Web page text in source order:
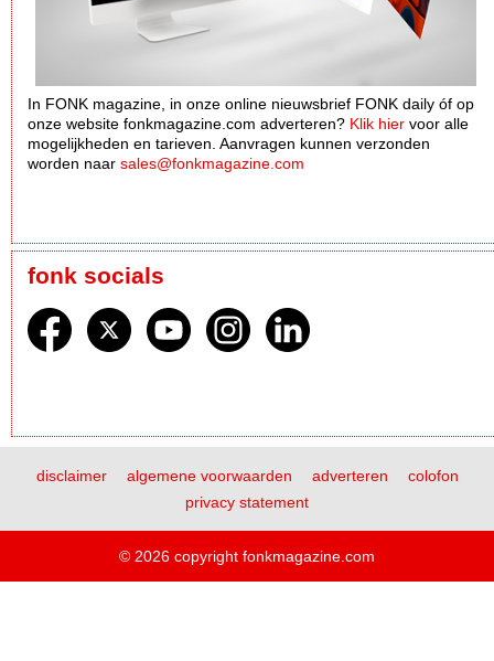
In FONK magazine, in onze online nieuwsbrief FONK daily óf op
onze website fonkmagazine.com adverteren? Klik hier voor alle
mogelijkheden en tarieven. Aanvragen kunnen verzonden
worden naar sales@fonkmagazine.com
fonk socials
disclaimer algemene voorwaarden adverteren
colofon
privacy statement
© 2026 copyright fonkmagazine.com